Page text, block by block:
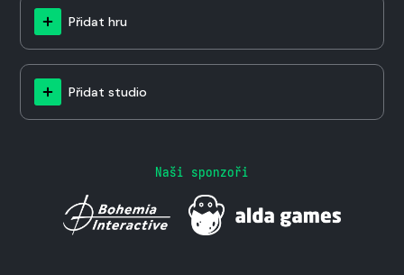
Přidat hru
Přidat studio
Naši sponzoři